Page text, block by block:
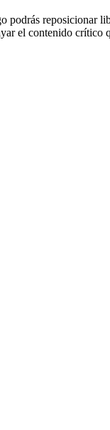
podrás reposicionar
el contenido crítico